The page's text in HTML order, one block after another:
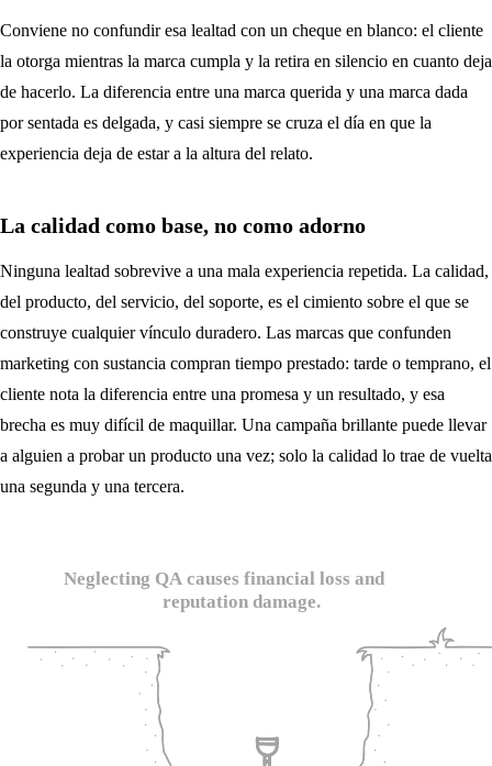
Conviene no confundir esa lealtad con un cheque en blanco: el cliente
la otorga mientras la marca cumpla y la retira en silencio en cuanto deja
de hacerlo. La diferencia entre una marca querida y una marca dada
por sentada es delgada, y casi siempre se cruza el día en que la
experiencia deja de estar a la altura del relato.
La calidad como base, no como adorno
Ninguna lealtad sobrevive a una mala experiencia repetida. La calidad,
del producto, del servicio, del soporte, es el cimiento sobre el que se
construye cualquier vínculo duradero. Las marcas que confunden
marketing con sustancia compran tiempo prestado: tarde o temprano, el
cliente nota la diferencia entre una promesa y un resultado, y esa
brecha es muy difícil de maquillar. Una campaña brillante puede llevar
a alguien a probar un producto una vez; solo la calidad lo trae de vuelta
una segunda y una tercera.